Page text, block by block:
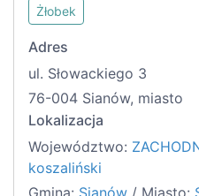
Żłobek
Adres
ul. Słowackiego 3
76-004 Sianów, miasto
Lokalizacja
Województwo:
koszaliński